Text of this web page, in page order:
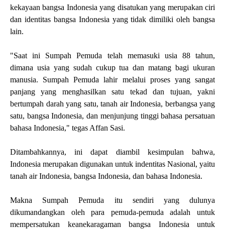
kekayaan bangsa Indonesia yang disatukan yang merupakan ciri
dan identitas bangsa Indonesia yang tidak dimiliki oleh bangsa
lain.
"Saat ini Sumpah Pemuda telah memasuki usia 88 tahun,
dimana usia yang sudah cukup tua dan matang bagi ukuran
manusia. Sumpah Pemuda lahir melalui proses yang sangat
panjang yang menghasilkan satu tekad dan tujuan, yakni
bertumpah darah yang satu, tanah air Indonesia, berbangsa yang
satu, bangsa Indonesia, dan menjunjung tinggi bahasa persatuan
bahasa Indonesia," tegas Affan Sasi.
Ditambahkannya, ini dapat diambil kesimpulan bahwa,
Indonesia merupakan digunakan untuk indentitas Nasional, yaitu
tanah air Indonesia, bangsa Indonesia, dan bahasa Indonesia.
Makna Sumpah Pemuda itu sendiri yang dulunya
dikumandangkan oleh para pemuda-pemuda adalah untuk
mempersatukan keanekaragaman bangsa Indonesia untuk